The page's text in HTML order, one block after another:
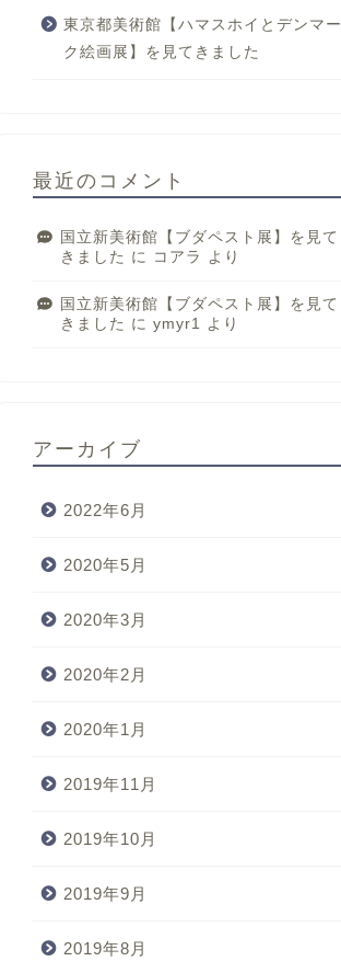
東京都美術館【ハマスホイとデンマー
ク絵画展】を見てきました
最近のコメント
国立新美術館【ブダペスト展】を見て
きました に コアラ より
国立新美術館【ブダペスト展】を見て
きました に ymyr1 より
アーカイブ
2022年6月
2020年5月
2020年3月
2020年2月
2020年1月
2019年11月
2019年10月
2019年9月
2019年8月